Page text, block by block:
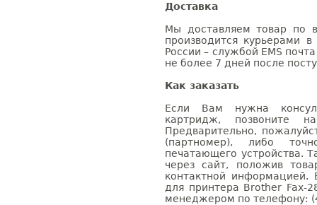
Доставка
Мы доставляем товар по
производится курьерами
России – службой EMS
не более 7 дней после
Как заказать
Если Вам нужна
картридж, позвоните
Предварительно,
(партномер), либо
печатающего устройства.
через сайт, положив
контактной информацией.
для принтера Brother Fax-
менеджером по телефону: